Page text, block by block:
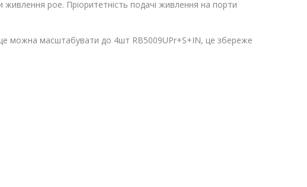
poe. Пріоритетність подачі живлення на порти
можна масштабувати до 4шт RB5009UPr+S+IN, це збереже